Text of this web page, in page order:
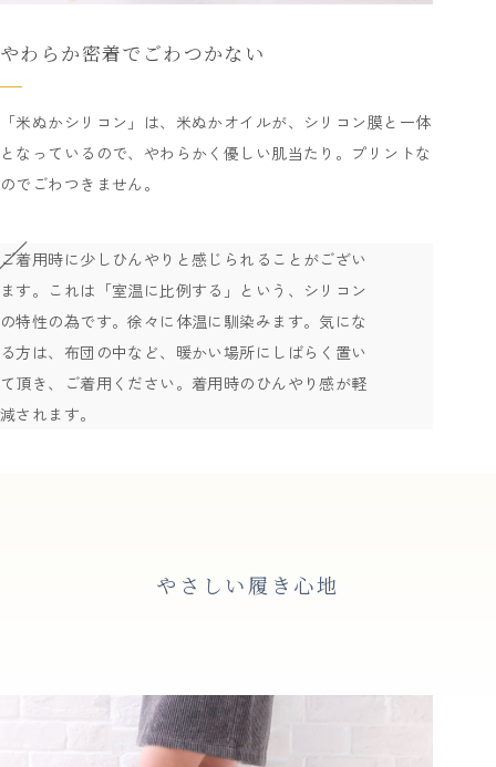
やわらか密着でごわつかない
「米ぬかシリコン」は、米ぬかオイルが、シリコン膜と一体
となっているので、やわらかく優しい肌当たり。プリントな
のでごわつきません。
ご着用時に少しひんやりと感じられることがござい
ます。これは「室温に比例する」という、シリコン
の特性の為です。徐々に体温に馴染みます。気にな
る方は、布団の中など、暖かい場所にしばらく置い
て頂き、ご着用ください。着用時のひんやり感が軽
減されます。
やさしい履き心地